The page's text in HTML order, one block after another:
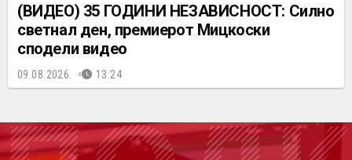
(ВИДЕО) 35 ГОДИНИ НЕЗАВИСНОСТ: Силно
светнал ден, премиерот Мицкоски
сподели видео
09.08.2026. 13:24